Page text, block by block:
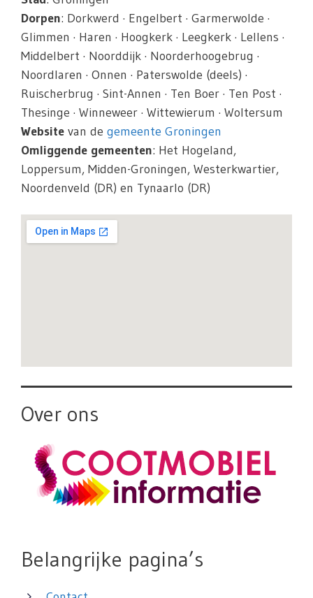
Dorpen: Dorkwerd · Engelbert · Garmerwolde ·
Glimmen · Haren · Hoogkerk · Leegkerk · Lellens ·
Middelbert · Noorddijk · Noorderhoogebrug ·
Noordlaren · Onnen · Paterswolde (deels) ·
Ruischerbrug · Sint-Annen · Ten Boer · Ten Post ·
Thesinge · Winneweer · Wittewierum · Woltersum
Website van de gemeente Groningen
Omliggende gemeenten: Het Hogeland,
Loppersum, Midden-Groningen, Westerkwartier,
Noordenveld (DR) en Tynaarlo (DR)
Over ons
Belangrijke pagina’s